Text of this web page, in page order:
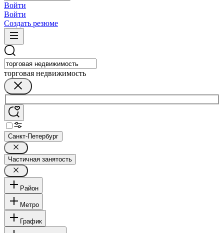
Войти
Войти
Создать резюме
торговая недвижимость
Санкт-Петербург
Частичная занятость
Район
Метро
График